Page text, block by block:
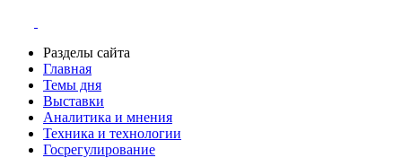
Разделы сайта
Главная
Темы дня
Выставки
Аналитика и мнения
Техника и технологии
Госрегулирование